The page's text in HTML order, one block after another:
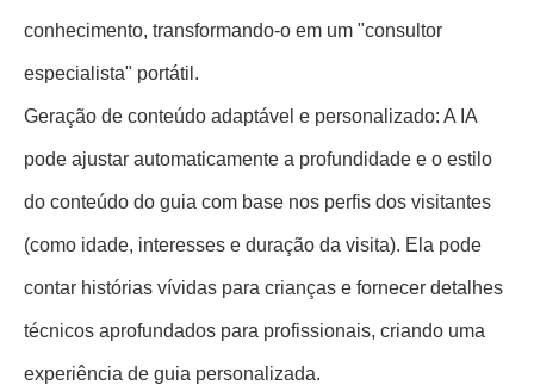
conhecimento, transformando-o em um "consultor
especialista" portátil.
Geração de conteúdo adaptável e personalizado: A IA
pode ajustar automaticamente a profundidade e o estilo
do conteúdo do guia com base nos perfis dos visitantes
(como idade, interesses e duração da visita). Ela pode
contar histórias vívidas para crianças e fornecer detalhes
técnicos aprofundados para profissionais, criando uma
experiência de guia personalizada.